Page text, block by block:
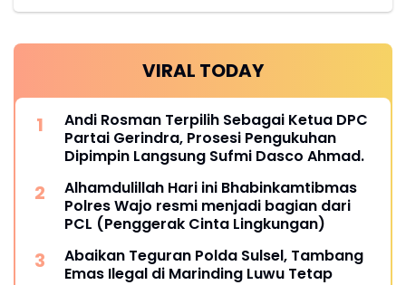
VIRAL TODAY
Andi Rosman Terpilih Sebagai Ketua DPC
Partai Gerindra, Prosesi Pengukuhan
Dipimpin Langsung Sufmi Dasco Ahmad.
Alhamdulillah Hari ini Bhabinkamtibmas
Polres Wajo resmi menjadi bagian dari
PCL (Penggerak Cinta Lingkungan)
Abaikan Teguran Polda Sulsel, Tambang
Emas Ilegal di Marinding Luwu Tetap